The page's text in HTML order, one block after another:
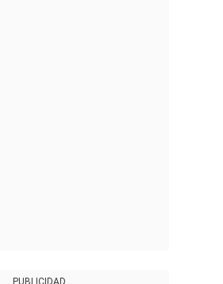
PUBLICIDAD